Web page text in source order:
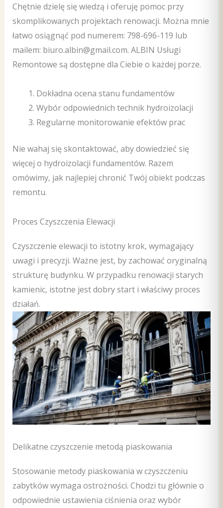
Chętnie dzielę się wiedzą i oferuję pomoc przy
skomplikowanych projektach renowacji. Można mnie
łatwo osiągnąć pod numerem: 798-696-119 lub
mailem: biuro.albin@gmail.com. ALBIN Usługi
Remontowe są dostępne dla Ciebie o każdej porze.
Dokładna ocena stanu fundamentów
Wybór odpowiednich technik hydroizolacji
Regularne monitorowanie efektów prac
Nie wahaj się skontaktować, aby dowiedzieć się
więcej o hydroizolacji fundamentów. Razem
omówimy, jak najlepiej chronić Twój obiekt podczas
remontu.
Proces Czyszczenia Elewacji
Czyszczenie elewacji to istotny krok, wymagający
uwagi i precyzji. Ważne jest, by zachować oryginalną
strukturę budynku. W przypadku renowacji starych
kamienic, istotne jest dobry start i właściwy proces
działań.
Delikatne czyszczenie metodą piaskowania
Stosowanie metody piaskowania w czyszczeniu
zabytków wymaga ostrożności. Chodzi tu głównie o
odpowiednie ustawienia ciśnienia oraz wybór